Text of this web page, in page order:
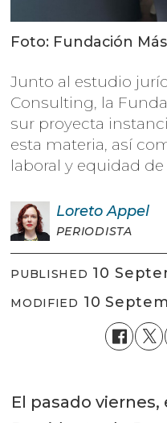
Foto: Fundación
Junto al estudio
Consulting, la
sur proyecta
esta materia, así
laboral y equidad
Loreto Appel
PERIODISTA
PUBLISHED 10
MODIFIED 10
El pasado